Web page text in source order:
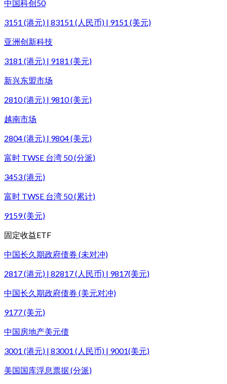
中国科创50
3151 (港元) | 83151 (人民币) | 9151 (美元)
亚洲创新科技
3181 (港元) | 9181 (美元)
新兴东盟市场
2810 (港元) | 9810 (美元)
越南市场
2804 (港元) | 9804 (美元)
富时 TWSE 台湾 50 (分派)
3453 (港元)
富时 TWSE 台湾 50 (累计)
9159 (美元)
固定收益ETF
中国长久期政府债券 (未对冲)
2817 (港元) | 82817 (人民币) | 9817(美元)
中国长久期政府债券 (美元对冲)
9177 (美元)
中国房地产美元债
3001 (港元) | 83001 (人民币) | 9001(美元)
美国国库浮息票据 (分派)